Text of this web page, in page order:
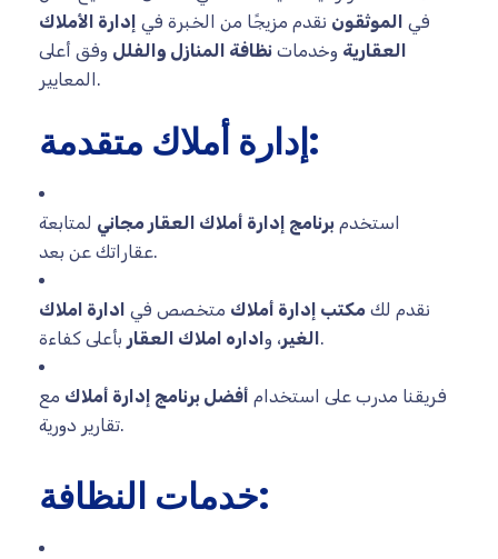
في الموثقون نقدم مزيجًا من الخبرة في إدارة الأملاك
العقارية وخدمات نظافة المنازل والفلل وفق أعلى
المعايير.
إدارة أملاك متقدمة:
استخدم برنامج إدارة أملاك العقار مجاني لمتابعة
عقاراتك عن بعد.
نقدم لك مكتب إدارة أملاك متخصص في ادارة املاك
الغير، و اداره املاك العقار بأعلى كفاءة.
فريقنا مدرب على استخدام أفضل برنامج إدارة أملاك مع
تقارير دورية.
خدمات النظافة: